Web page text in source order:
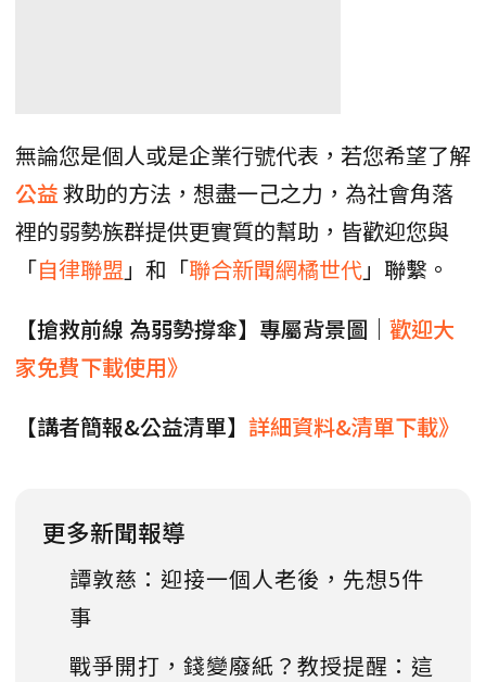
無論您是個人或是企業行號代表，若您希望了解
公益救助的方法，想盡一己之力，為社會角落
裡的弱勢族群提供更實質的幫助，皆歡迎您與
「自律聯盟 」和「聯合新聞網橘世代」聯繫。
【搶救前線 為弱勢撐傘】專屬背景圖｜ 歡迎大
家免費下載使用》
【講者簡報&公益清單】 詳細資料&清單下載》
更多新聞報導
譚敦慈：迎接一個人老後，先想5件
事
戰爭開打，錢變廢紙？教授提醒：這